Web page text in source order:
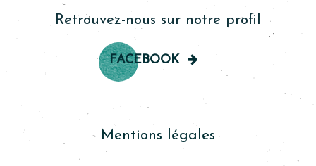
Retrouvez-nous sur notre profil
FACEBOOK
Mentions légales